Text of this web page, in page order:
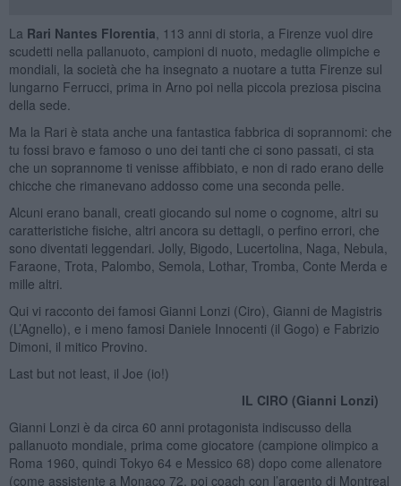
La Rari Nantes Florentia , 113 anni di storia, a Firenze vuol dire
scudetti nella pallanuoto, campioni di nuoto, medaglie olimpiche e
mondiali, la società che ha insegnato a nuotare a tutta Firenze sul
lungarno Ferrucci, prima in Arno poi nella piccola preziosa piscina
della sede.
Ma la Rari è stata anche una fantastica fabbrica di soprannomi: che
tu fossi bravo e famoso o uno dei tanti che ci sono passati, ci sta
che un soprannome ti venisse affibbiato, e non di rado erano delle
chicche che rimanevano addosso come una seconda pelle.
Alcuni erano banali, creati giocando sul nome o cognome, altri su
caratteristiche fisiche, altri ancora su dettagli, o perfino errori, che
sono diventati leggendari. Jolly, Bigodo, Lucertolina, Naga, Nebula,
Faraone, Trota, Palombo, Semola, Lothar, Tromba, Conte Merda e
mille altri.
Qui vi racconto dei famosi Gianni Lonzi (Ciro), Gianni de Magistris
(L’Agnello), e i meno famosi Daniele Innocenti (il Gogo) e Fabrizio
Dimoni, il mitico Provino.
Last but not least, il Joe (io!)
IL CIRO (Gianni Lonzi)
Gianni Lonzi è da circa 60 anni protagonista indiscusso della
pallanuoto mondiale, prima come giocatore (campione olimpico a
Roma 1960, quindi Tokyo 64 e Messico 68) dopo come allenatore
(come assistente a Monaco 72, poi coach con l’argento di Montreal